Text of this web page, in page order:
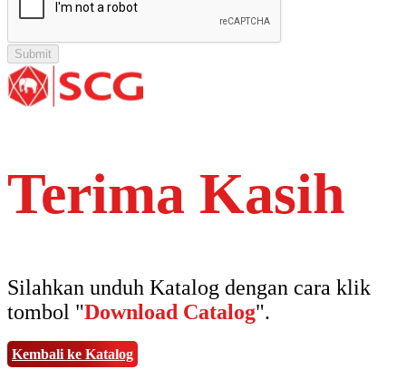
Terima Kasih
Silahkan unduh Katalog dengan cara klik
tombol "Download Catalog".
Kembali ke Katalog